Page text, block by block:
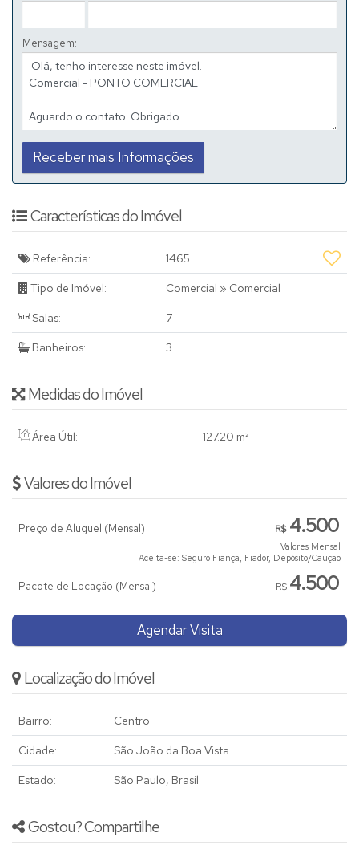
Mensagem:
Características do Imóvel
Referência: 1465
Tipo de Imóvel: Comercial » Comercial
Salas: 7
Banheiros: 3
Medidas do Imóvel
Área Útil: 127.20 m²
Valores do Imóvel
R$4.500
Preço de Aluguel (Mensal)
Valores Mensal
Aceita-se: Seguro Fiança, Fiador, Depósito/Caução
R$ 4.500
Pacote de Locação (Mensal)
Agendar Visita
Localização do Imóvel
Bairro: Centro
Cidade: São João da Boa Vista
Estado: São Paulo, Brasil
Gostou? Compartilhe